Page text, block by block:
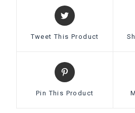
Tweet This Product
Pin This Product